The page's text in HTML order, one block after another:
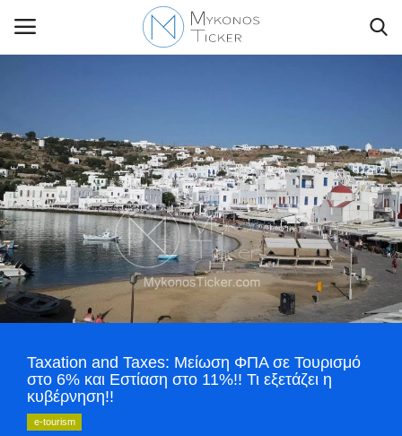
Contact Us
Politique
Business
Travel
World
Style Adorés
Greece
Taxation and Taxes: Μείωση ΦΠΑ σε Τουρισμό
στο 6% και Εστίαση στο 11%!! Τι εξετάζει η
κυβέρνηση!!
e-tourism